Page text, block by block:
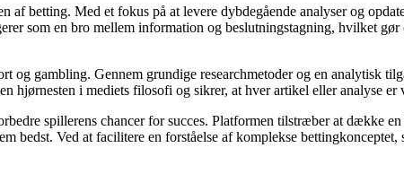
betting. Med et fokus på at levere dybdegående analyser og
som en bro mellem information og beslutningstagning, hvilket
og gambling. Gennem grundige researchmetoder og en analytisk
hjørnesten i mediets filosofi og sikrer, at hver artikel eller analyse
spillerens chancer for succes. Platformen tilstræber at dække
bedst. Ved at facilitere en forståelse af komplekse bettingkonceptet,